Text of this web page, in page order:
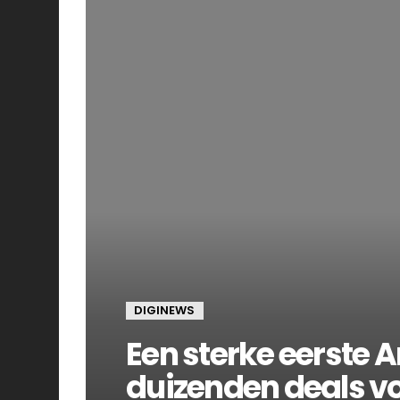
DIGINEWS
Een sterke eerste
duizenden deals